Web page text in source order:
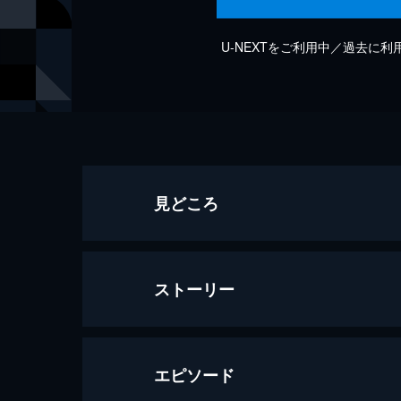
U-NEXTをご利用中／過去に利
見どころ
ストーリー
エピソード